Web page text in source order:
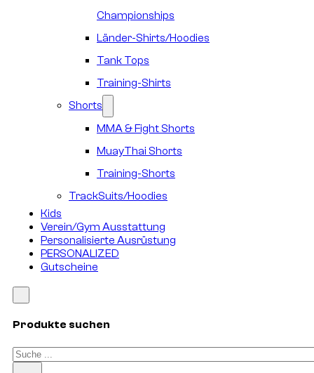
Championships
Länder-Shirts/Hoodies
Tank Tops
Training-Shirts
Shorts
MMA & Fight Shorts
MuayThai Shorts
Training-Shorts
TrackSuits/Hoodies
Kids
Verein/Gym Ausstattung
Personalisierte Ausrüstung
PERSONALIZED
Gutscheine
Produkte suchen
Suchen